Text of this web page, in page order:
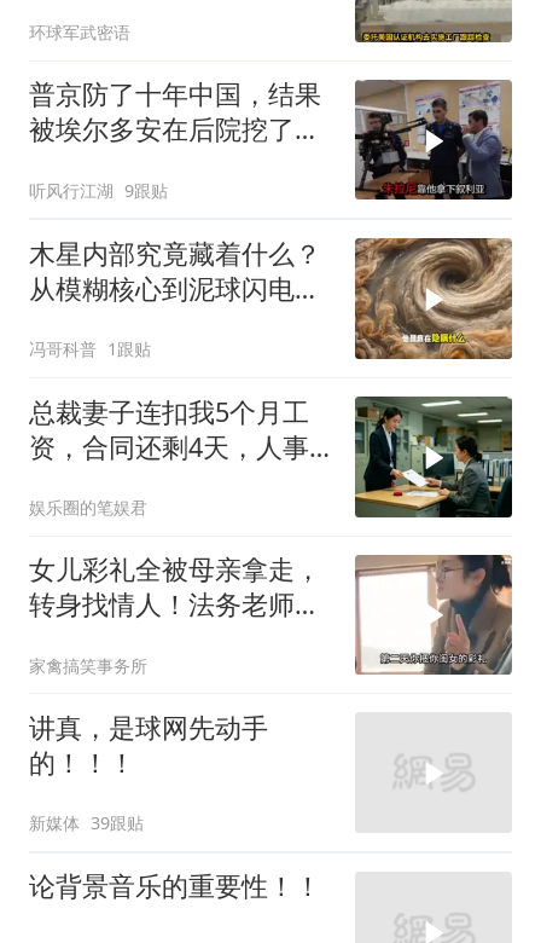
环球军武密语
普京防了十年中国，结果
被埃尔多安在后院挖了墙
听风行江湖 9跟贴
木星内部究竟藏着什么？
从模糊核心到泥球闪电，
冯哥科普 1跟贴
总裁妻子连扣我5个月工
资，合同还剩4天，人事
娱乐圈的笔娱君
女儿彩礼全被母亲拿走，
转身找情人！法务老师硬
家禽搞笑事务所
讲真，是球网先动手
的！！！
新媒体 39跟贴
论背景音乐的重要性！！